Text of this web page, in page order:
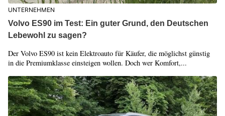
UNTERNEHMEN
Volvo ES90 im Test: Ein guter Grund, den Deutschen
Lebewohl zu sagen?
Der Volvo ES90 ist kein Elektroauto für Käufer, die möglichst günstig
in die Premiumklasse einsteigen wollen. Doch wer Komfort,...